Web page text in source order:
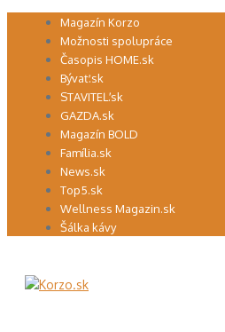
Preskočiť Magazín Korzo
Možnosti spolupráce
Časopis HOME.sk
Bývať.sk
STAVITEĽ.sk
GAZDA.sk
Magazín BOLD
Família.sk
News.sk
Top5.sk
Wellness Magazin.sk
Šálka kávy